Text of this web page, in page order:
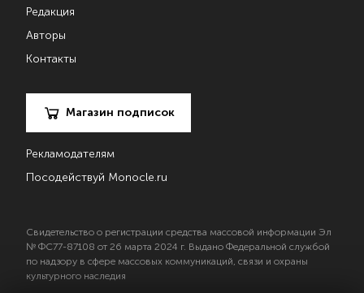
Редакция
Авторы
Контакты
Магазин подписок
Рекламодателям
Посодействуй Monocle.ru
Свидетельство о регистрации средства массовой информации Эл
№ ФС77-87108 от 26 марта 2024 г. Выдано Федеральной службой
по надзору в сфере массовых коммуникаций, связи и охраны
культурного наследия